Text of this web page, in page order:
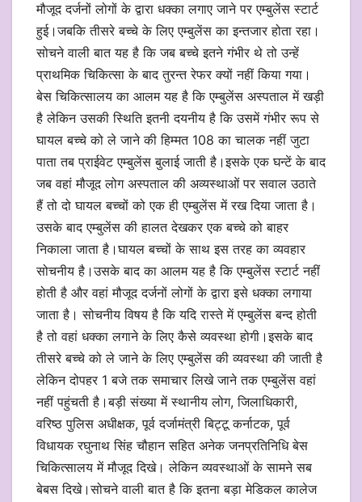
मौजूद दर्जनों लोगों के द्वारा धक्का लगाए जाने पर एम्बुलेंस स्टार्ट
हुई।जबकि तीसरे बच्चे के लिए एम्बुलेंस का इन्तजार होता रहा।
सोचने वाली बात यह है कि जब बच्चे इतने गंभीर थे तो उन्हें
प्राथमिक चिकित्सा के बाद तुरन्त रेफर क्यों नहीं किया गया।
बेस चिकित्सालय का आलम यह है कि एम्बुलेंस अस्पताल में खड़ी
है लेकिन उसकी स्थिति इतनी दयनीय है कि उसमें गंभीर रूप से
घायल बच्चे को ले जाने की हिम्मत 108 का चालक नहीं जुटा
पाता तब प्राईवेट एम्बुलेंस बुलाई जाती है।इसके एक घन्टें के बाद
जब वहां मौजूद लोग अस्पताल की अव्यस्थाओं पर सवाल उठाते
हैं तो दो घायल बच्चों को एक ही एम्बुलेंस में रख दिया जाता है।
उसके बाद एम्बुलेंस की हालत देखकर एक बच्चे को बाहर
निकाला जाता है।घायल बच्चों के साथ इस तरह का व्यवहार
सोचनीय है।उसके बाद का आलम यह है कि एम्बुलेंस स्टार्ट नहीं
होती है और वहां मौजूद दर्जनों लोगों के द्वारा इसे धक्का लगाया
जाता है। सोचनीय विषय है कि यदि रास्ते में एम्बुलेंस बन्द होती
है तो वहां धक्का लगाने के लिए कैसे व्यवस्था होगी।इसके बाद
तीसरे बच्चे को ले जाने के लिए एम्बुलेंस की व्यवस्था की जाती है
लेकिन दोपहर 1 बजे तक समाचार लिखे जाने तक एम्बुलेंस वहां
नहीं पहुंचती है।बड़ी संख्या में स्थानीय लोग, जिलाधिकारी,
वरिष्ठ पुलिस अधीक्षक, पूर्व दर्जामंत्री बिट्टू कर्नाटक, पूर्व
विधायक रघुनाथ सिंह चौहान सहित अनेक जनप्रतिनिधि बेस
चिकित्सालय में मौजूद दिखे‌। लेकिन व्यवस्थाओं के सामने सब
बेबस दिखे।सोचने वाली बात है कि इतना बड़ा मेडिकल कालेज